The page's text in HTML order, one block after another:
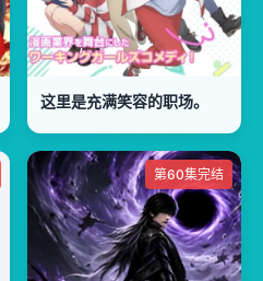
这里是充满笑容的职场。
第60集完结